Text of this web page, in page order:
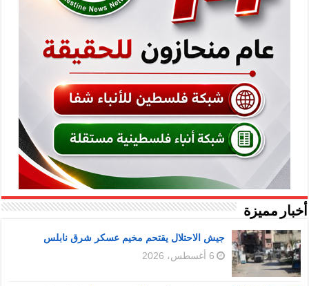
أخبار مميزة
جيش الاحتلال يقتحم مخيم عسكر شرق نابلس
6 أغسطس، 2026